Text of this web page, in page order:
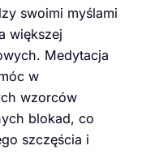
swoimi myślami
większej
Medytacja
w
wzorców
blokad, co
szczęścia i